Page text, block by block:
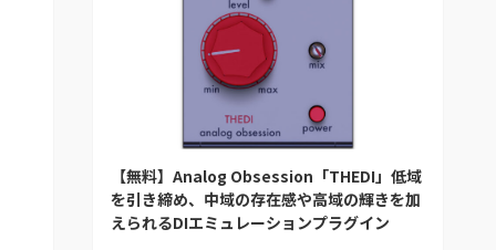
【無料】Analog Obsession「THEDI」低域
を引き締め、中域の存在感や高域の輝きを加
えられるDIエミュレーションプラグイン